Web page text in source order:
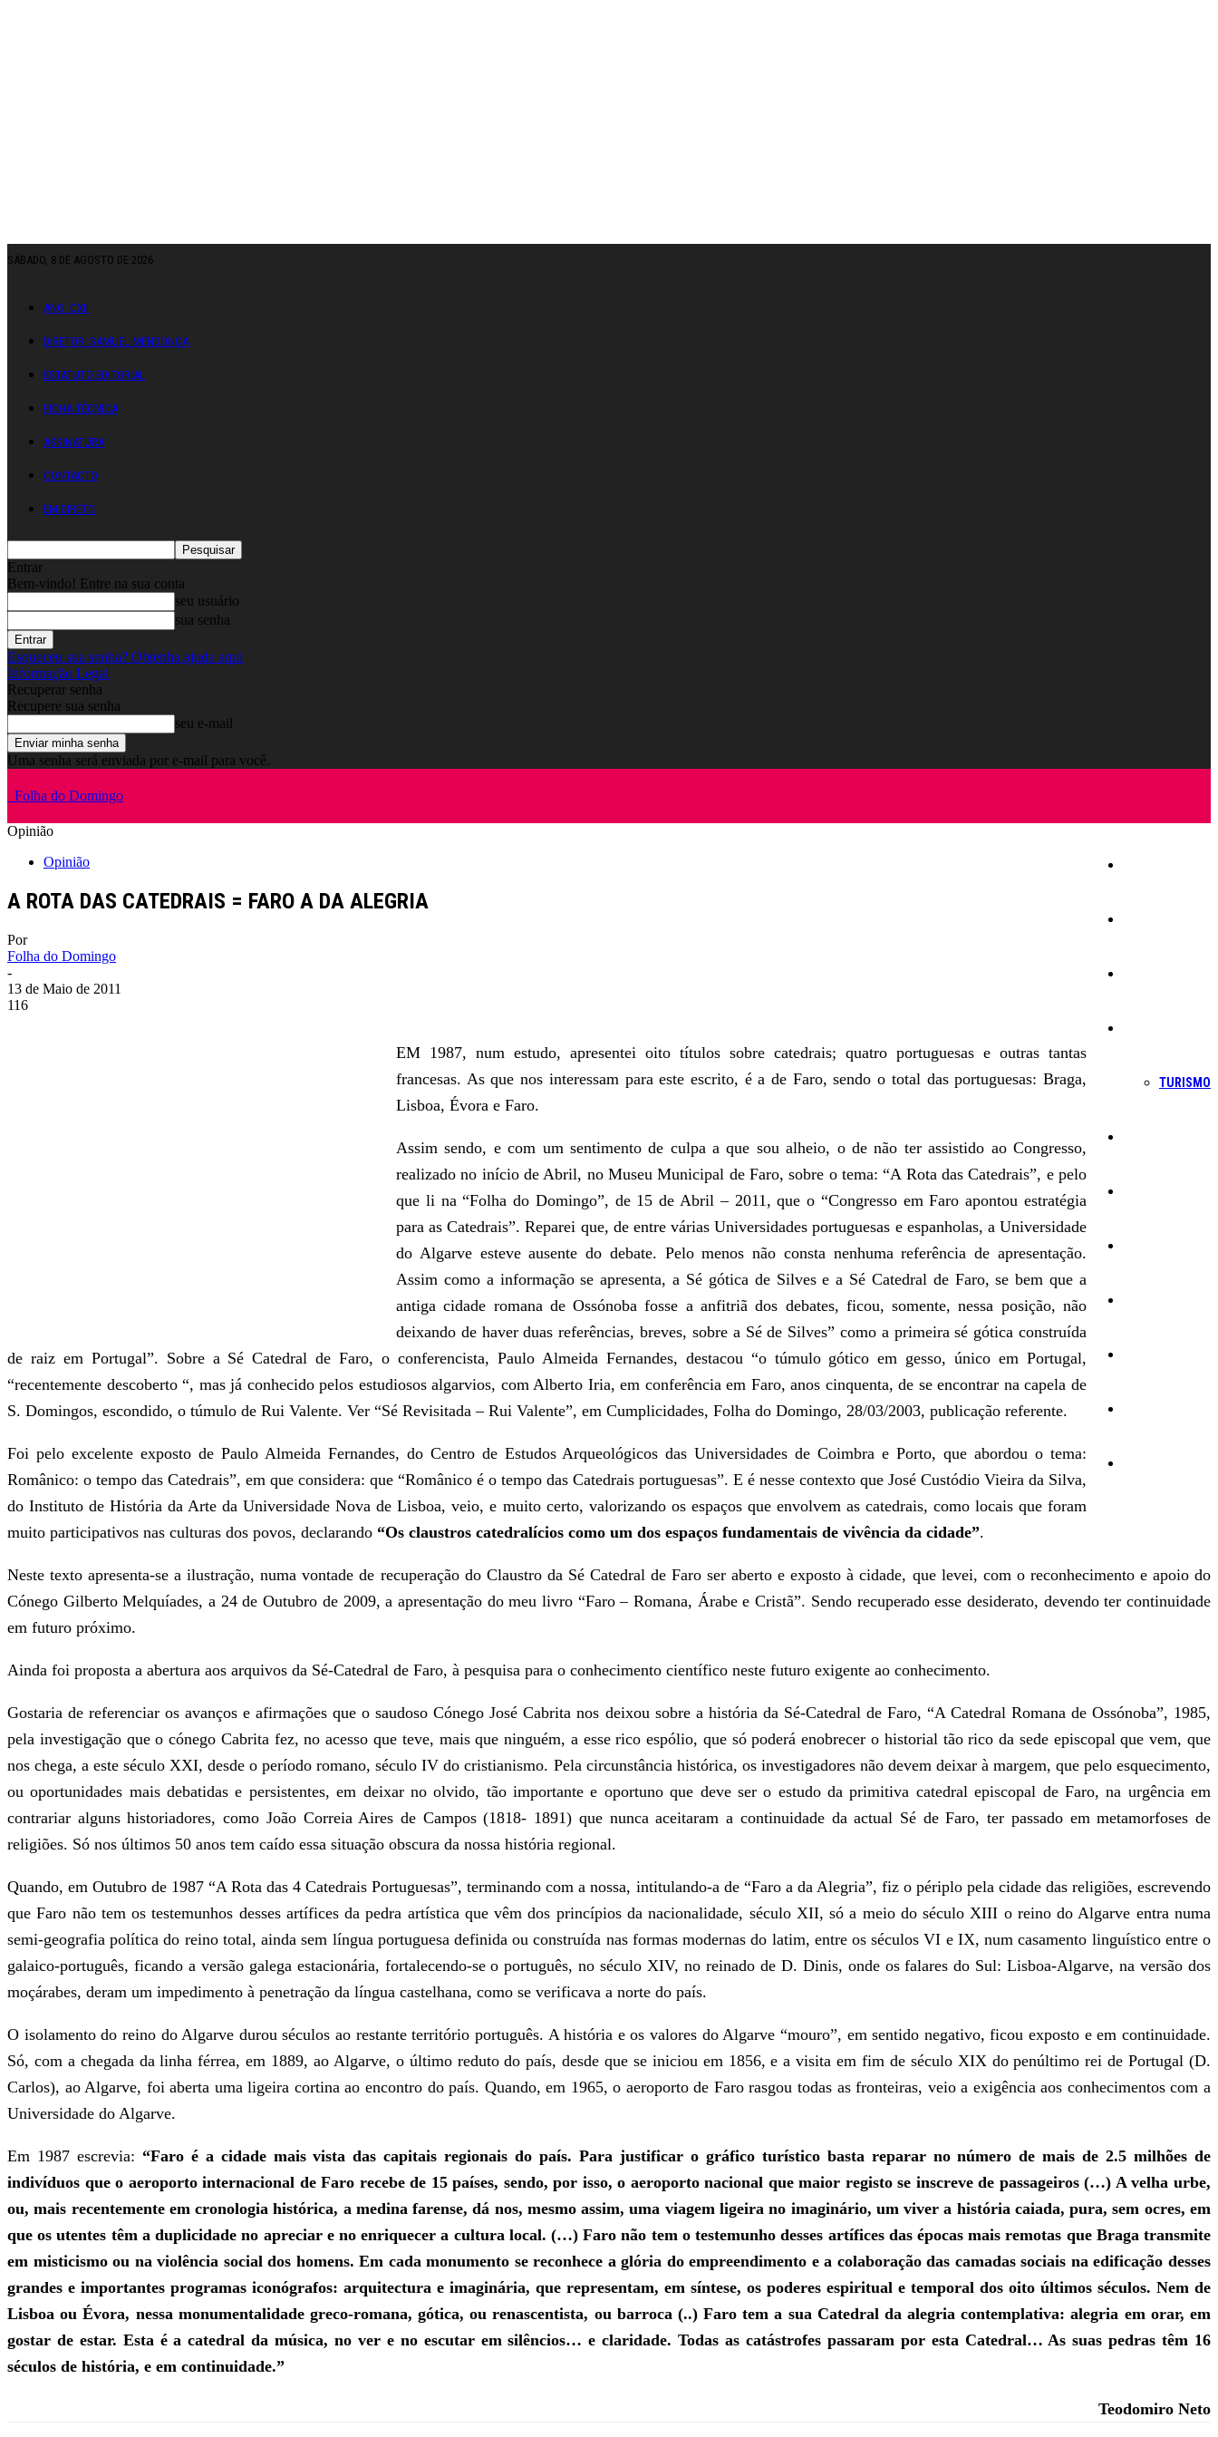
SÁBADO, 8 DE AGOSTO DE 2026
ANO: CXII
DIRETOR: SAMUEL MENDONÇA
ESTATUTO EDITORIAL
FICHA TÉCNICA
ASSINATURA
CONTACTO
EM DIRETO
Entrar
Bem-vindo! Entre na sua conta
seu usuário
sua senha
Esqueceu sua senha? Obtenha ajuda aqui
Informação Legal
Recuperar senha
Recupere sua senha
seu e-mail
Uma senha será enviada por e-mail para você.
Folha do Domingo
TURISMO
Opinião
Opinião
A ROTA DAS CATEDRAIS = FARO A DA ALEGRIA
Por
Folha do Domingo
-
13 de Maio de 2011
116
EM 1987, num estudo, apresentei oito títulos sobre catedrais; quatro portuguesas e outras tantas
francesas. As que nos interessam para este escrito, é a de Faro, sendo o total das portuguesas: Braga,
Lisboa, Évora e Faro.
Assim sendo, e com um sentimento de culpa a que sou alheio, o de não ter assistido ao Congresso,
realizado no início de Abril, no Museu Municipal de Faro, sobre o tema: “A Rota das Catedrais”, e pelo
que li na “Folha do Domingo”, de 15 de Abril – 2011, que o “Congresso em Faro apontou estratégia
para as Catedrais”. Reparei que, de entre várias Universidades portuguesas e espanholas, a Universidade
do Algarve esteve ausente do debate. Pelo menos não consta nenhuma referência de apresentação.
Assim como a informação se apresenta, a Sé gótica de Silves e a Sé Catedral de Faro, se bem que a
antiga cidade romana de Ossónoba fosse a anfitriã dos debates, ficou, somente, nessa posição, não
deixando de haver duas referências, breves, sobre a Sé de Silves” como a primeira sé gótica construída
de raiz em Portugal”. Sobre a Sé Catedral de Faro, o conferencista, Paulo Almeida Fernandes, destacou “o túmulo gótico em gesso, único em Portugal,
“recentemente descoberto “, mas já conhecido pelos estudiosos algarvios, com Alberto Iria, em conferência em Faro, anos cinquenta, de se encontrar na capela de
S. Domingos, escondido, o túmulo de Rui Valente. Ver “Sé Revisitada – Rui Valente”, em Cumplicidades, Folha do Domingo, 28/03/2003, publicação referente.
Foi pelo excelente exposto de Paulo Almeida Fernandes, do Centro de Estudos Arqueológicos das Universidades de Coimbra e Porto, que abordou o tema:
Românico: o tempo das Catedrais”, em que considera: que “Românico é o tempo das Catedrais portuguesas”. E é nesse contexto que José Custódio Vieira da Silva,
do Instituto de História da Arte da Universidade Nova de Lisboa, veio, e muito certo, valorizando os espaços que envolvem as catedrais, como locais que foram
muito participativos nas culturas dos povos, declarando “Os claustros catedralícios como um dos espaços fundamentais de vivência da cidade”.
Neste texto apresenta-se a ilustração, numa vontade de recuperação do Claustro da Sé Catedral de Faro ser aberto e exposto à cidade, que levei, com o reconhecimento e apoio do
Cónego Gilberto Melquíades, a 24 de Outubro de 2009, a apresentação do meu livro “Faro – Romana, Árabe e Cristã”. Sendo recuperado esse desiderato, devendo ter continuidade
em futuro próximo.
Ainda foi proposta a abertura aos arquivos da Sé-Catedral de Faro, à pesquisa para o conhecimento científico neste futuro exigente ao conhecimento.
Gostaria de referenciar os avanços e afirmações que o saudoso Cónego José Cabrita nos deixou sobre a história da Sé-Catedral de Faro, “A Catedral Romana de Ossónoba”, 1985,
pela investigação que o cónego Cabrita fez, no acesso que teve, mais que ninguém, a esse rico espólio, que só poderá enobrecer o historial tão rico da sede episcopal que vem, que
nos chega, a este século XXI, desde o período romano, século IV do cristianismo. Pela circunstância histórica, os investigadores não devem deixar à margem, que pelo esquecimento,
ou oportunidades mais debatidas e persistentes, em deixar no olvido, tão importante e oportuno que deve ser o estudo da primitiva catedral episcopal de Faro, na urgência em
contrariar alguns historiadores, como João Correia Aires de Campos (1818- 1891) que nunca aceitaram a continuidade da actual Sé de Faro, ter passado em metamorfoses de
religiões. Só nos últimos 50 anos tem caído essa situação obscura da nossa história regional.
Quando, em Outubro de 1987 “A Rota das 4 Catedrais Portuguesas”, terminando com a nossa, intitulando-a de “Faro a da Alegria”, fiz o périplo pela cidade das religiões, escrevendo
que Faro não tem os testemunhos desses artífices da pedra artística que vêm dos princípios da nacionalidade, século XII, só a meio do século XIII o reino do Algarve entra numa
semi-geografia política do reino total, ainda sem língua portuguesa definida ou construída nas formas modernas do latim, entre os séculos VI e IX, num casamento linguístico entre o
galaico-português, ficando a versão galega estacionária, fortalecendo-se o português, no século XIV, no reinado de D. Dinis, onde os falares do Sul: Lisboa-Algarve, na versão dos
moçárabes, deram um impedimento à penetração da língua castelhana, como se verificava a norte do país.
O isolamento do reino do Algarve durou séculos ao restante território português. A história e os valores do Algarve “mouro”, em sentido negativo, ficou exposto e em continuidade.
Só, com a chegada da linha férrea, em 1889, ao Algarve, o último reduto do país, desde que se iniciou em 1856, e a visita em fim de século XIX do penúltimo rei de Portugal (D.
Carlos), ao Algarve, foi aberta uma ligeira cortina ao encontro do país. Quando, em 1965, o aeroporto de Faro rasgou todas as fronteiras, veio a exigência aos conhecimentos com a
Universidade do Algarve.
Em 1987 escrevia: “Faro é a cidade mais vista das capitais regionais do país. Para justificar o gráfico turístico basta reparar no número de mais de 2.5 milhões de
indivíduos que o aeroporto internacional de Faro recebe de 15 países, sendo, por isso, o aeroporto nacional que maior registo se inscreve de passageiros (…) A velha urbe,
ou, mais recentemente em cronologia histórica, a medina farense, dá nos, mesmo assim, uma viagem ligeira no imaginário, um viver a história caiada, pura, sem ocres, em
que os utentes têm a duplicidade no apreciar e no enriquecer a cultura local. (…) Faro não tem o testemunho desses artífices das épocas mais remotas que Braga transmite
em misticismo ou na violência social dos homens. Em cada monumento se reconhece a glória do empreendimento e a colaboração das camadas sociais na edificação desses
grandes e importantes programas iconógrafos: arquitectura e imaginária, que representam, em síntese, os poderes espiritual e temporal dos oito últimos séculos. Nem de
Lisboa ou Évora, nessa monumentalidade greco-romana, gótica, ou renascentista, ou barroca (..) Faro tem a sua Catedral da alegria contemplativa: alegria em orar, em
gostar de estar. Esta é a catedral da música, no ver e no escutar em silêncios… e claridade. Todas as catástrofes passaram por esta Catedral… As suas pedras têm 16
séculos de história, e em continuidade.”
Teodomiro Neto